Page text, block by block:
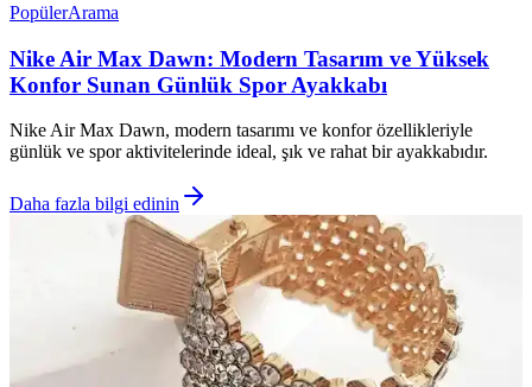
PopülerArama
Nike Air Max Dawn: Modern Tasarım ve Yüksek
Konfor Sunan Günlük Spor Ayakkabı
Nike Air Max Dawn, modern tasarımı ve konfor özellikleriyle
günlük ve spor aktivitelerinde ideal, şık ve rahat bir ayakkabıdır.
Daha fazla bilgi edinin